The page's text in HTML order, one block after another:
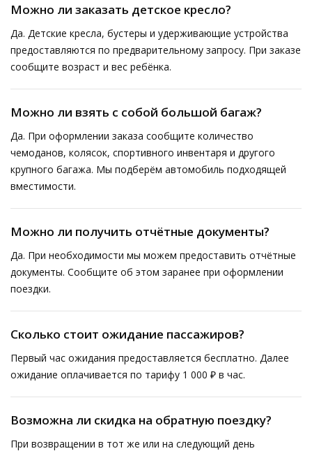
Можно ли заказать детское кресло?
Да. Детские кресла, бустеры и удерживающие устройства
предоставляются по предварительному запросу. При заказе
сообщите возраст и вес ребёнка.
Можно ли взять с собой большой багаж?
Да. При оформлении заказа сообщите количество
чемоданов, колясок, спортивного инвентаря и другого
крупного багажа. Мы подберём автомобиль подходящей
вместимости.
Можно ли получить отчётные документы?
Да. При необходимости мы можем предоставить отчётные
документы. Сообщите об этом заранее при оформлении
поездки.
Сколько стоит ожидание пассажиров?
Первый час ожидания предоставляется бесплатно. Далее
ожидание оплачивается по тарифу 1 000 ₽ в час.
Возможна ли скидка на обратную поездку?
При возвращении в тот же или на следующий день